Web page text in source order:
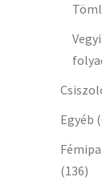
Egyéb
(136)